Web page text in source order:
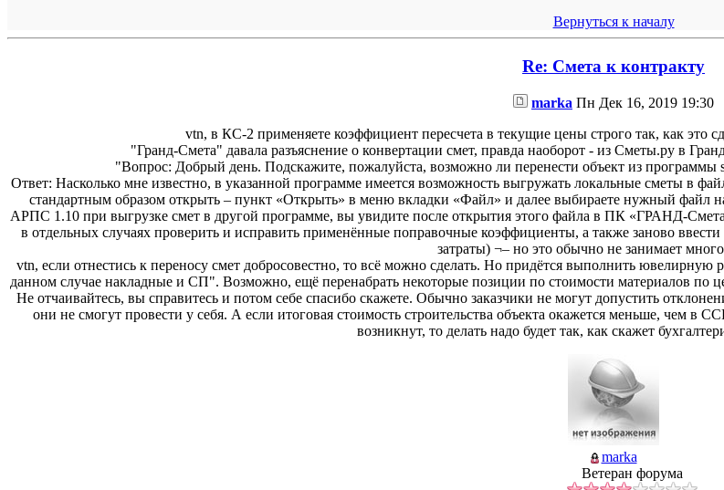
Вернуться к началу
Re: Смета к контракту
marka Пн Дек 16, 2019 19:30
vtn, в КС-2 применяете коэффициент пересчета в текущие цены строго так, как это
"Гранд-Смета" давала разъяснение о конвертации смет, правда наоборот - из Сметы.ру в
"Вопрос: Добрый день. Подскажите, пожалуйста, возможно ли перенести объект из
Ответ: Насколько мне известно, в указанной программе имеется возможность выгружать локальные сметы
стандартным образом открыть – пункт «Открыть» в меню вкладки «Файл» и далее выбираете нужный файл
АРПС 1.10 при выгрузке смет в другой программе, вы увидите после открытия этого файла в ПК «ГРАНД-
в отдельных случаях проверить и исправить применённые поправочные коэффициенты, а также заново
затраты) ¬– но это обычно не занимает
vtn, если отнестись к переносу смет добросовестно, то всё можно сделать. Но придётся выполнить
данном случае накладные и СП". Возможно, ещё перенабрать некоторые позиции по стоимости материалов по
Не отчаивайтесь, вы справитесь и потом себе спасибо скажете. Обычно заказчики не могут допустить
они не смогут провести у себя. А если итоговая стоимость строительства объекта окажется меньше, чем в
возникнут, то делать надо будет так, как скажет
marka
Ветеран форума